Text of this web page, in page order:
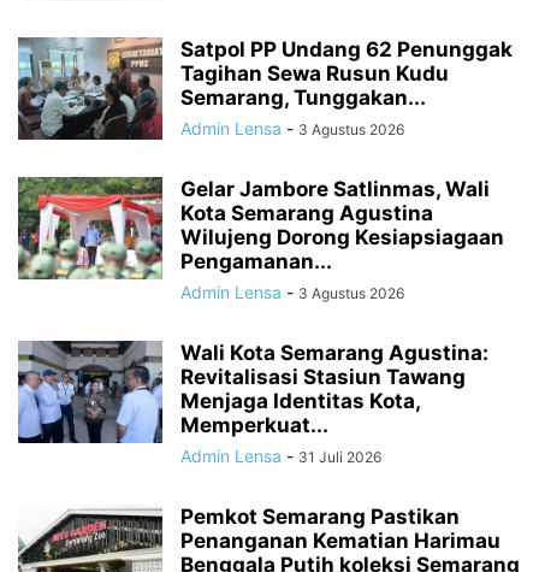
Satpol PP Undang 62 Penunggak
Tagihan Sewa Rusun Kudu
Semarang, Tunggakan...
Admin Lensa - 3 Agustus 2026
Gelar Jambore Satlinmas, Wali
Kota Semarang Agustina
Wilujeng Dorong Kesiapsiagaan
Pengamanan...
Admin Lensa - 3 Agustus 2026
Wali Kota Semarang Agustina:
Revitalisasi Stasiun Tawang
Menjaga Identitas Kota,
Memperkuat...
Admin Lensa - 31 Juli 2026
Pemkot Semarang Pastikan
Penanganan Kematian Harimau
Benggala Putih koleksi Semarang